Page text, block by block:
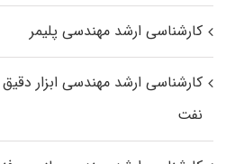
کارشناسی ارشد مهندسی پلیمر
کارشناسی ارشد مهندسی ابزار
نفت